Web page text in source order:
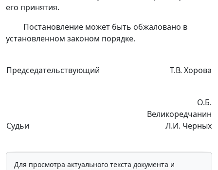
его принятия.
Постановление может быть обжаловано в
установленном законом порядке.
Председательствующий Т.В. Хорова
Судьи
О.Б.
Великоредчанин
Л.И. Черных
Для просмотра актуального текста документа и